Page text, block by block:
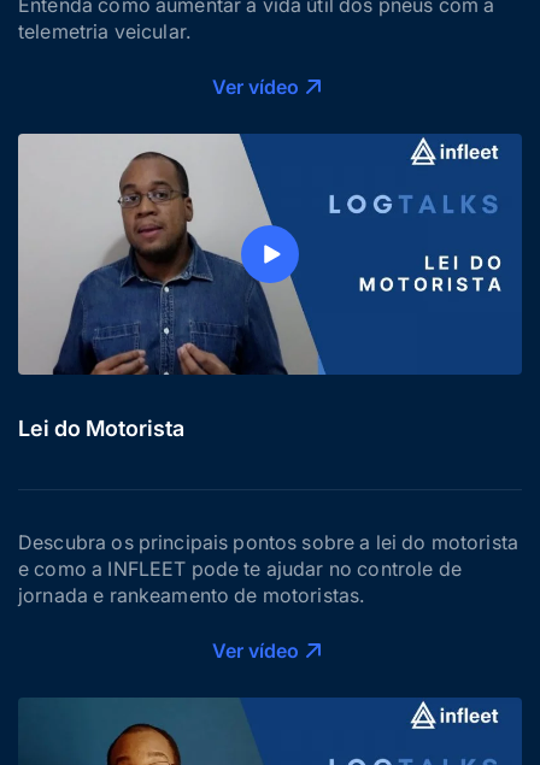
Entenda como aumentar a vida útil dos pneus com a
telemetria veicular.
Ver vídeo
Lei do Motorista
Descubra os principais pontos sobre a lei do motorista
e como a INFLEET pode te ajudar no controle de
jornada e rankeamento de motoristas.
Ver vídeo